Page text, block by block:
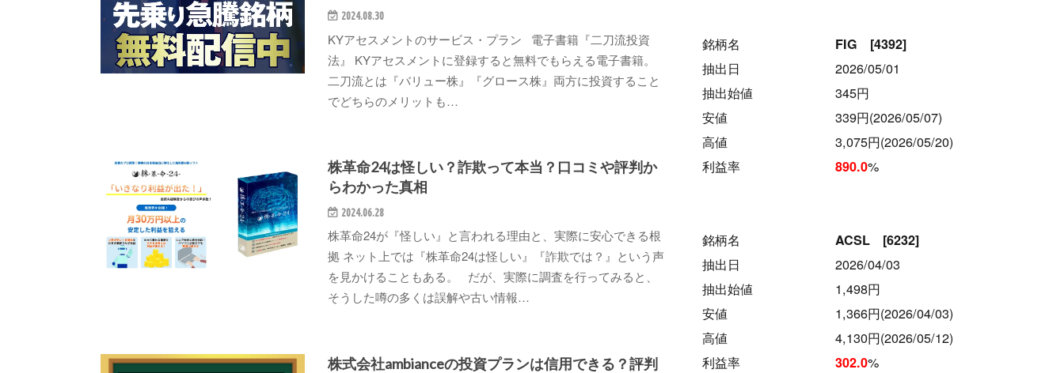
2024.08.30
KYアセスメントのサービス・プラン 電子書籍『二刀流投資
法』 KYアセスメントに登録すると無料でもらえる電子書籍。
二刀流とは『バリュー株』『グロース株』両方に投資すること
でどちらのメリットも…
株革命24は怪しい？詐欺って本当？口コミや評判か
らわかった真相
2024.06.28
株革命24が『怪しい』と言われる理由と、実際に安心できる根
拠 ネット上では『株革命24は怪しい』『詐欺では？』という声
を見かけることもある。 だが、実際に調査を行ってみると、
そうした噂の多くは誤解や古い情報…
株式会社ambianceの投資プランは信用できる？評判
銘柄名 FIG [4392]
抽出日
2026/05/01
抽出始値
345円
安値
339円(2026/05/07)
高値
3,075円(2026/05/20)
利益率
890.0%
銘柄名 ACSL [6232]
抽出日
2026/04/03
抽出始値
1,498円
安値
1,366円(2026/04/03)
高値
4,130円(2026/05/12)
利益率
302.0%